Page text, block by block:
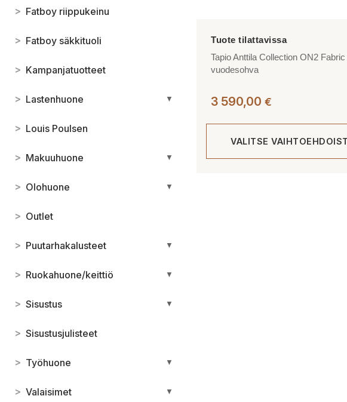
> Fatboy riippukeinu
> Fatboy säkkituoli
> Kampanjatuotteet
> Lastenhuone ▼
> Louis Poulsen
> Makuuhuone ▼
> Olohuone ▼
> Outlet
> Puutarhakalusteet ▼
> Ruokahuone/keittiö ▼
> Sisustus ▼
> Sisustusjulisteet
> Työhuone ▼
> Valaisimet ▼
Tapio Anttila Collection ON2 Fabric
vuodesohva
3 590,00 €
VALITSE